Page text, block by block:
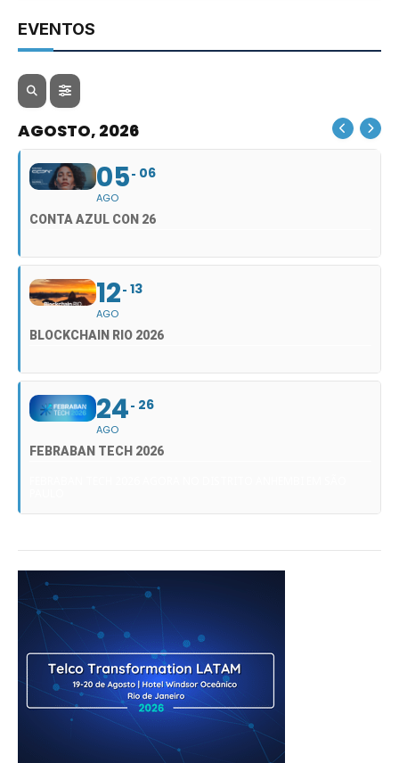
EVENTOS
AGOSTO, 2026
05
AGO
06
CONTA AZUL CON 26
12
AGO
13
BLOCKCHAIN RIO 2026
24
AGO
26
FEBRABAN TECH 2026